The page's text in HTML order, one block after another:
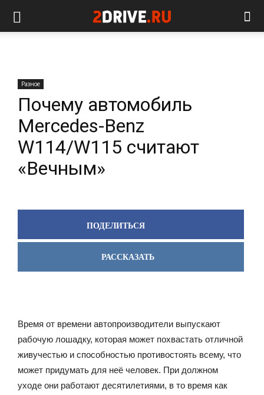
Разное
Почему автомобиль
Mercedes-Benz
W114/W115 считают
«Вечным»
ПОДЕЛИТЬСЯ
РАССКАЗАТЬ
Время от времени автопроизводители выпускают
рабочую лошадку, которая может похвастать отличной
живучестью и способностью противостоять всему, что
может придумать для неё человек. При должном
уходе они работают десятилетиями, в то время как